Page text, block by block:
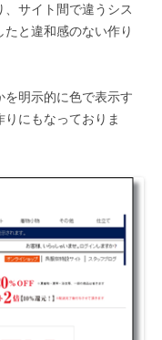
サイト間で違うシス
と違和感のない作り
を明示的に色で表示す
にもなっておりま